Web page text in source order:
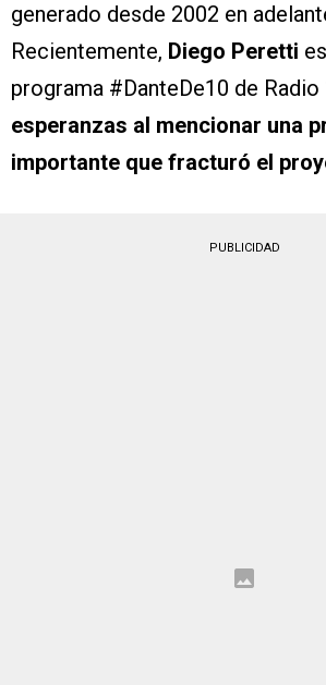
generado desde 2002 en
Recientemente, Diego Peretti
programa #DanteDe10 de Radio
esperanzas al mencionar una
importante que fracturó el
PUBLICIDAD